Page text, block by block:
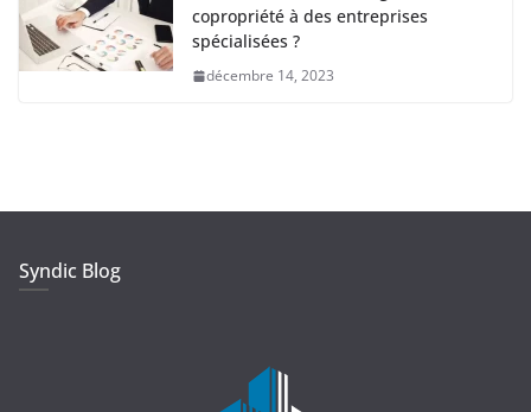
copropriété à des entreprises
spécialisées ?
décembre 14, 2023
Syndic Blog